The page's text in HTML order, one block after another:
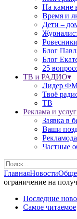
На камне
Время и
Дети –
Блог
Блог
25
ТВ и РАДИО▾
Лидер
Твоё
ТВ
Реклама и
Заявка в
Ваши
Частные
ГлавнаяНовости
ограничение на
Последние
Самое читаемое